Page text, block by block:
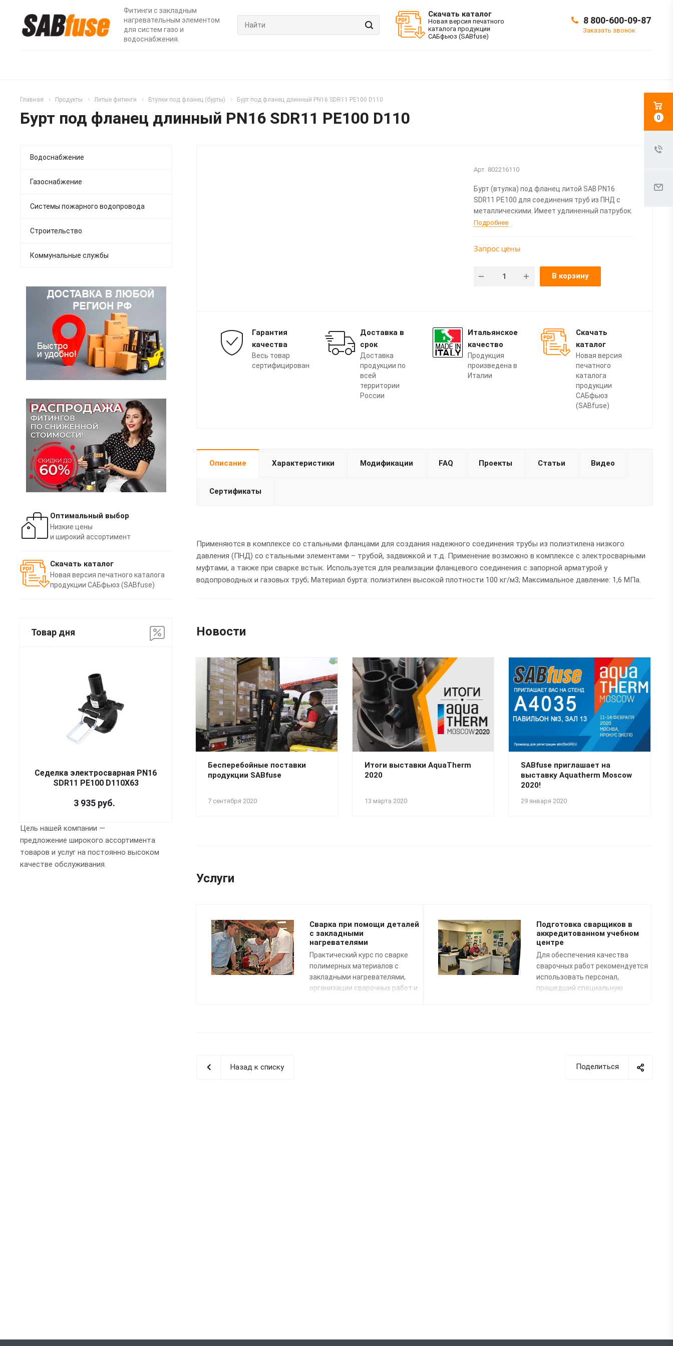
Фитинги с закладным
нагревательным элементом
для систем газо и
водоснабжения.
Скачать каталог
Новая версия печатного
каталога продукции
САБфьюз (SABfuse)
8 800-600-09-87
Заказать звонок
Главная Продукты Литые фитинги Втулки под фланец (бурты) Бурт под фланец длинный PN16 SDR11 PE100 D110
Бурт под фланец длинный PN16 SDR11 PE100 D110
Арт. 802216110
Бурт (втулка) под фланец литой SAB PN16
SDR11 PE100 для соединения труб из ПНД с
металлическими. Имеет удлиненный патрубок.
Подробнее
Запрос цены
В корзину
Гарантия
качества
Весь товар
сертифицирован
Доставка в
срок
Доставка
продукции по
всей
территории
России
Итальянское
качество
Продукция
произведена в
Италии
Скачать
каталог
Новая версия
печатного
каталога
продукции
САБфьюз
(SABfuse)
Описание Характеристики Модификации FAQ Проекты Статьи Видео
Сертификаты
Применяются в комплексе со стальными фланцами для создания надежного соединения трубы из полиэтилена низкого
давления (ПНД) со стальными элементами – трубой, задвижкой и т.д. Применение возможно в комплексе с электросварными
муфтами, а также при сварке встык. Используется для реализации фланцевого соединения с запорной арматурой у
водопроводных и газовых труб; Материал бурта: полиэтилен высокой плотности 100 кг/м3; Максимальное давление: 1,6 МПа.
Новости
7 сентября 2020
Бесперебойные поставки
продукции SABfuse
13 марта 2020
Итоги выставки AquaTherm
2020
29 января 2020
SABfuse приглашает на
выставку Aquatherm Moscow
2020!
Услуги
Сварка при помощи деталей
с закладными
нагревателями
Практический курс по сварке
полимерных материалов с
закладными нагревателями,
организации сварочных работ и
Подготовка сварщиков в
аккредитованном учебном
центре
Для обеспечения качества
сварочных работ рекомендуется
использовать персонал,
прошедший специальную
сварка полимерных
Поделиться
Назад к списку
Водоснабжение
Газоснабжение
Системы пожарного водопровода
Строительство
Коммунальные службы
Оптимальный выбор
Низкие цены
и широкий ассортимент
Скачать каталог
Новая версия печатного каталога
продукции САБфьюз (SABfuse)
Товар дня
Седелка электросварная PN16
SDR11 PE100 D110X63
3 935 руб.
Цель нашей компании —
предложение широкого ассортимента
товаров и услуг на постоянно высоком
качестве обслуживания.
0